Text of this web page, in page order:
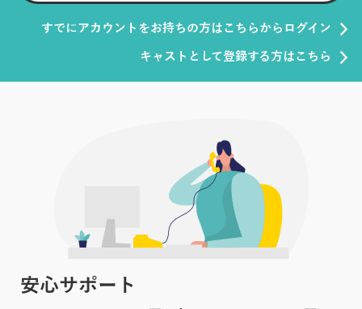
すでにアカウントをお持ちの方はこちらからログイン
キャストとして登録する方はこちら
安心サポート